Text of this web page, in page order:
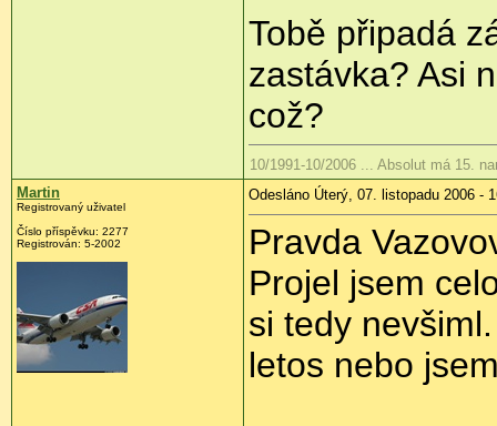
Tobě připadá
zastávka? Asi
což?
10/1991-10/2006 ... Absolut má 15.
Martin
Registrovaný uživatel
Číslo příspěvku: 2277
Registrován: 5-2002
Odesláno Úterý, 07. listopadu 2006 -
Pravda
Projel jsem
si tedy
letos nebo